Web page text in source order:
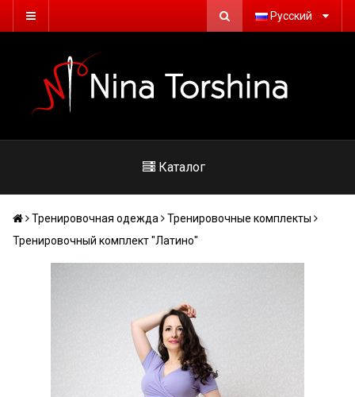
Русский
Каталог
Тренировочная одежда
Тренировочные комплекты
Тренировочный комплект "Латино"